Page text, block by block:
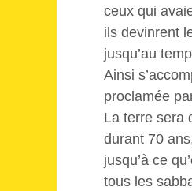
ceux qui
ils devinrent
jusqu’au
Ainsi
proclamée
La terre sera
durant 70
jusqu’à ce
tous les